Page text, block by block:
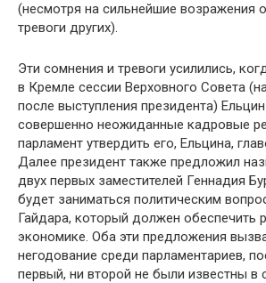
(несмотря на силь­нейшие возражения
тревоги других).
Эти сомнения и тревоги усилились,
в Кремле сессии Верховного Совета
после выступления президента)
совер­шенно неожиданные кадровые
парла­мент утвердить его, Ельцина,
Далее президент также предложил
двух пер­вых заместителей Геннадия
будет зани­маться политическим
Гайдара, который должен обеспечить
экономике. Оба эти предло­жения
негодование среди парламента­риев,
первый, ни второй не были известны в